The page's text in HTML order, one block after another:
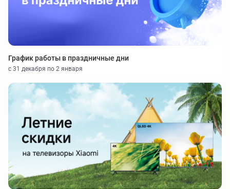
График работы в праздничные дни
с 31 декабря по 2 января